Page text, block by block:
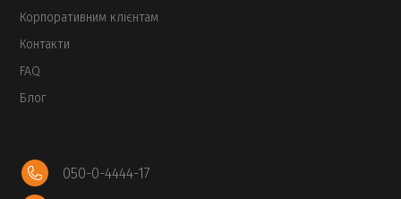
Корпоративним клієнтам
Контакти
FAQ
Блог
050-0-4444-17